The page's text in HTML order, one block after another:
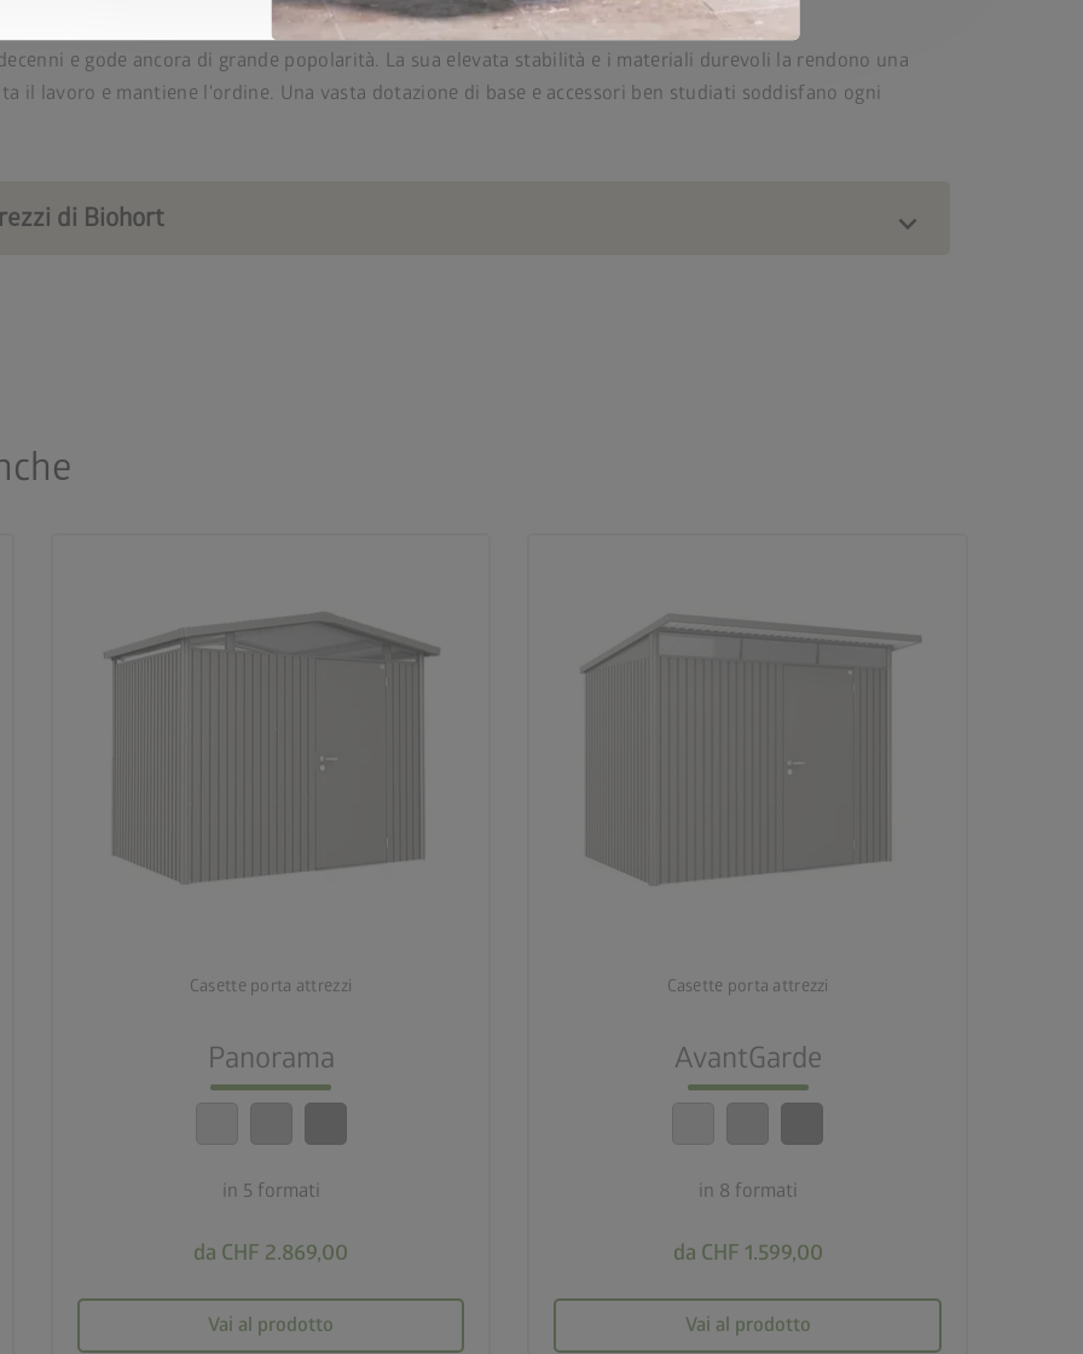
e gode ancora di grande popolarità. La sua elevata stabilità e i materiali durevoli la rendono una
il lavoro e mantiene l'ordine. Una vasta dotazione di base e accessori ben studiati soddisfano ogni
di Biohort
Casette porta attrezzi
Panorama
in 5 formati
da CHF 2.869,00
Vai al prodotto
5 formati
Standard di sicurezza elevatissimi
20 anni di garanzia
Casette porta attrezzi
AvantGarde
in 8 formati
da CHF 1.599,00
Vai al prodotto
8 formati
Standard di sicurezza elevatissimi
20 anni di garanzia